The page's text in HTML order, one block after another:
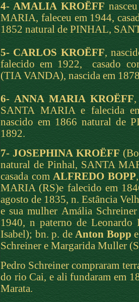
4- AMALIA KROËFF
MARIA, faleceu em 1944,
1852 natural de PINHAL,
5- CARLOS KROËFF,
falecido em 1922, casado
(TIA VANDA), nascida em
6- ANNA MARIA KROËFF
SANTA MARIA e falecida
nascido em 1866 natural de
1892.
7- JOSEPHINA KROËFF
natural de Pinhal, SANTA
casada com ALFREDO BOPP
MARIA (RS)e falecido em
agosto de 1835, n. Estância
e sua mulher Amália
1940, n paterno de
Isabel); bn. p. de Anton Bopp
Schreiner e Margarida Muller
Pedro Schreiner compraram
do rio Cai, e ali fundaram em
Marata.